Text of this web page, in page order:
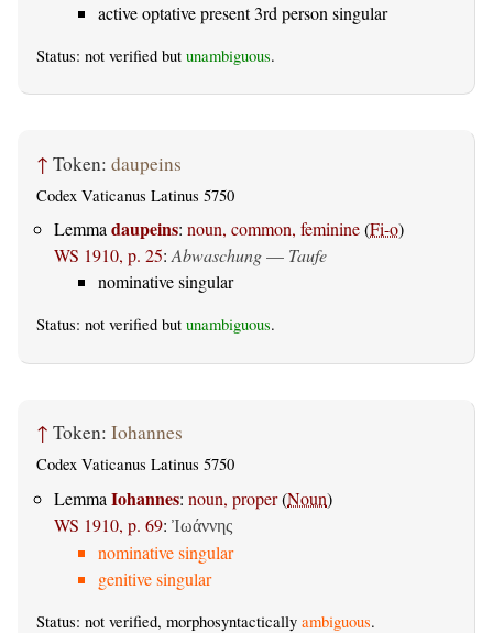
active optative present 3rd person singular
Status: not verified but unambiguous.
↑ Token: daupeins
Codex Vaticanus Latinus 5750
Lemmadaupeins: noun, common, feminine(Fi-o)
WS 1910, p. 25:Abwaschung— Taufe
nominative singular
Status: not verified but unambiguous.
↑ Token: Iohannes
Codex Vaticanus Latinus 5750
Lemma Iohannes: noun, proper(Noun)
WS 1910, p. 69: Ἰωάννης
nominative singular
genitive singular
Status: not verified, morphosyntactically ambiguous.